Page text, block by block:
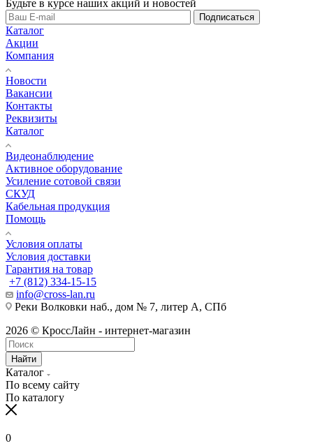
Будьте в курсе наших акций и новостей
Подписаться
Каталог
Акции
Компания
Новости
Вакансии
Контакты
Реквизиты
Каталог
Видеонаблюдение
Активное оборудование
Усиление сотовой связи
СКУД
Кабельная продукция
Помощь
Условия оплаты
Условия доставки
Гарантия на товар
+7 (812) 334-15-15
info@cross-lan.ru
Реки Волковки наб., дом № 7, литер А, СПб
2026 © КроссЛайн - интернет-магазин
Найти
Каталог
По всему сайту
По каталогу
0